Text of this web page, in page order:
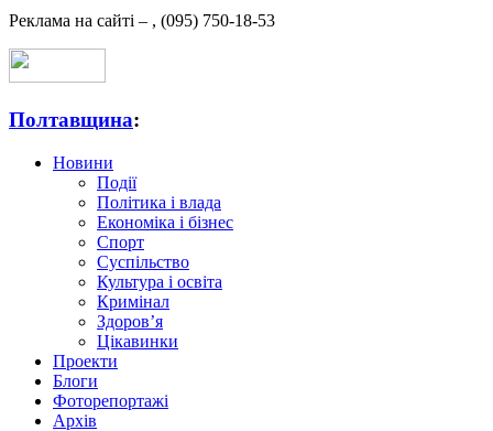
Реклама на сайті – , (095) 750-18-53
Полтавщина:
Новини
Події
Політика і влада
Економіка і бізнес
Спорт
Суспільство
Культура і освіта
Кримінал
Здоров’я
Цікавинки
Проекти
Блоги
Фоторепортажі
Архів